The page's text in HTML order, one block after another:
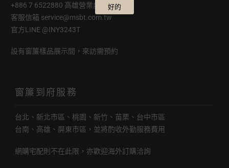
+886 7 6522880 高雄營業處
客服信箱 service@msbt.com.tw
官方LINE @INY3243T
設有窗簾樣品展示間，來訪需預約
窗簾到府服務
台北、新北市區、桃園、新竹、苗栗、台中市區
台南、高雄、屏東市區，並將酌收外勤服務費用
網購宅配則不在此限，亦歡迎海外訂購洽詢
好的